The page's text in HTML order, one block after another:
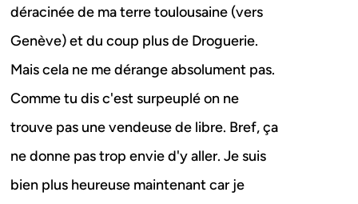
déracinée de ma terre toulousaine (vers
Genève) et du coup plus de Droguerie.
Mais cela ne me dérange absolument pas.
Comme tu dis c'est surpeuplé on ne
trouve pas une vendeuse de libre. Bref, ça
ne donne pas trop envie d'y aller. Je suis
bien plus heureuse maintenant car je